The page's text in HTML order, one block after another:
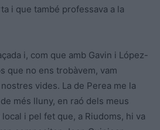
i que també professava a la
i, com que amb Gavin i López-
que no ens trobàvem, vam
vides. La de Perea me la
més lluny, en raó dels meus
i pel fet que, a Riudoms, hi va